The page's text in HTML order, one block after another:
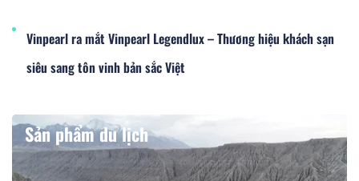
Vinpearl ra mắt Vinpearl Legendlux – Thương hiệu khách sạn
siêu sang tôn vinh bản sắc Việt
Sản phẩm du lịch